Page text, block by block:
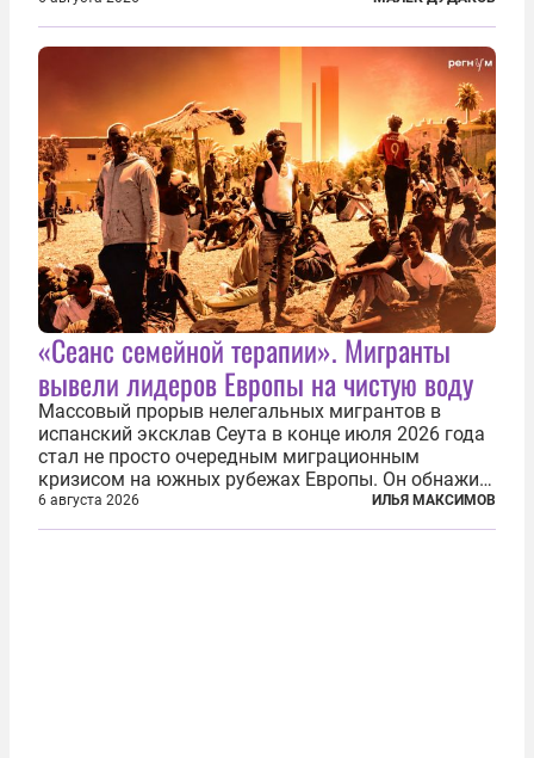
прекратить заморские войны, выплатить
репарации Ирану, остановить прием мигрантов...
«Сеанс семейной терапии». Мигранты
вывели лидеров Европы на чистую воду
Массовый прорыв нелегальных мигрантов в
испанский эксклав Сеута в конце июля 2026 года
стал не просто очередным миграционным
кризисом на южных рубежах Европы. Он обнажил
фундаментальный раскол внутри Евросоюза,
продемонстрировав, что десятилетиями
6 августа 2026 ИЛЬЯ МАКСИМОВ